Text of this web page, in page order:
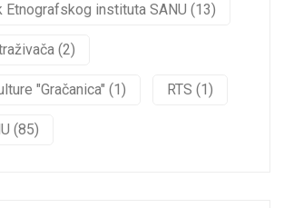
Etnografskog instituta SANU (13)
(2)
"Gračanica" (1) RTS (1)
(85)